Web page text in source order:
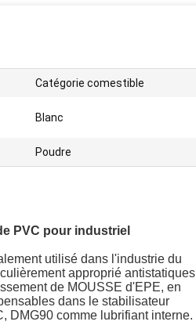
Catégorie comestible
Blanc
Poudre
PVC pour industriel
utilisé dans l'industrie du
approprié antistatiques
de MOUSSE d'EPE, en
dans le stabilisateur
DMG90 comme lubrifiant interne.